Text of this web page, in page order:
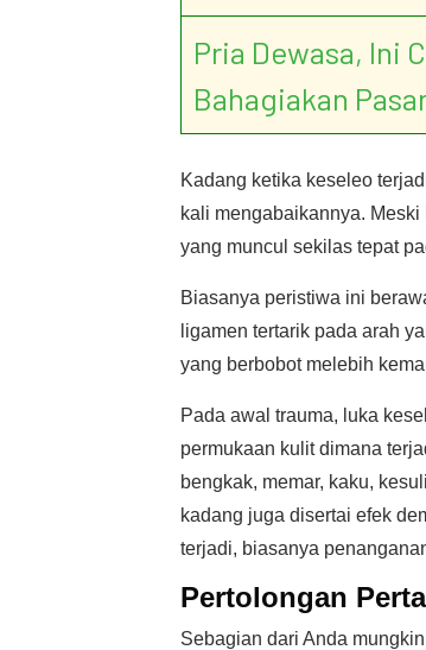
Pria Dewasa, Ini
Bahagiakan
Kadang ketika keseleo
kali mengabaikannya.
yang muncul sekilas tepat
Biasanya peristiwa ini
ligamen tertarik pada arah
yang berbobot melebih
Pada awal trauma, luka
permukaan kulit dimana
bengkak, memar, kaku,
kadang juga disertai efek
terjadi, biasanya
Pertolongan
Sebagian dari Anda